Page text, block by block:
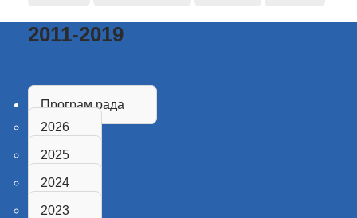
2011-2019
Програм рада
2026
2025
2024
2023